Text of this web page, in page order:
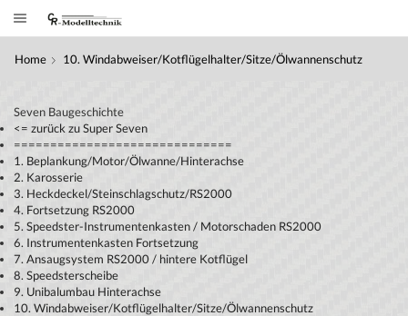
Home 10. Windabweiser/Kotflügelhalter/Sitze/Ölwannenschutz
Seven Baugeschichte
<= zurück zu Super Seven
==============================
1. Beplankung/Motor/Ölwanne/Hinterachse
2. Karosserie
3. Heckdeckel/Steinschlagschutz/RS2000
4. Fortsetzung RS2000
5. Speedster-Instrumentenkasten / Motorschaden RS2000
6. Instrumentenkasten Fortsetzung
7. Ansaugsystem RS2000 / hintere Kotflügel
8. Speedsterscheibe
9. Unibalumbau Hinterachse
10. Windabweiser/Kotflügelhalter/Sitze/Ölwannenschutz